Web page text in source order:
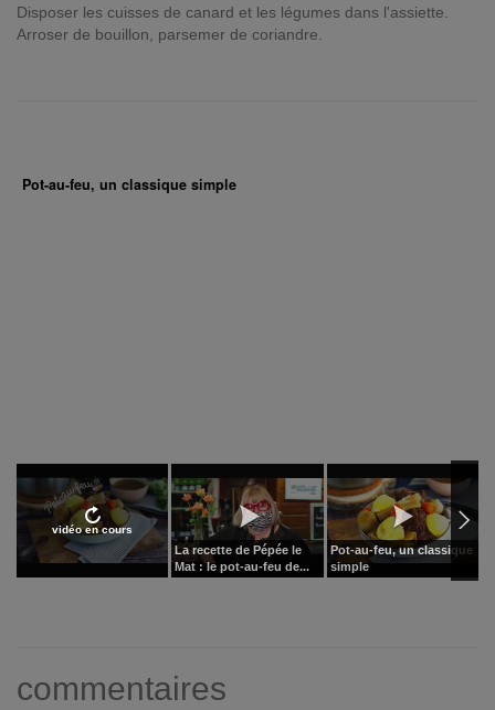
Disposer les cuisses de canard et les légumes dans l'assiette.
Arroser de bouillon, parsemer de coriandre.
Pot-au-feu, un classique simple
vidéo en cours
La recette de Pépée le
Mat : le pot-au-feu de...
Pot-au-feu, un classique
simple
commentaires